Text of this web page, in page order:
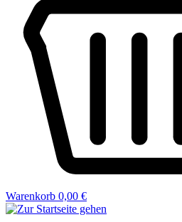
Warenkorb 0,00 €